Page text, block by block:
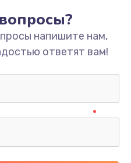
напишите нам,
ответят вам!